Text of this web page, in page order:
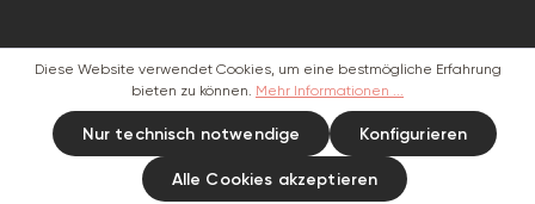
Diese Website verwendet Cookies, um eine bestmögliche Erfahrung
bieten zu können. Mehr Informationen ...
Nur technisch notwendige Konfigurieren
Alle Cookies akzeptieren